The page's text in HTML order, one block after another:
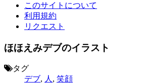
このサイトについて
利用規約
リクエスト
ほほえみデブのイラスト
タグ
デブ, 人 , 笑顔